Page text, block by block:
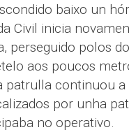
baixo un
Civil inicia
perseguido polos
aos poucos
patrulla continuou a
por unha
no operativo.